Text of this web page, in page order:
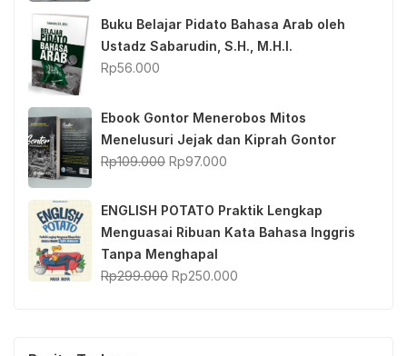
Buku Belajar Pidato Bahasa Arab oleh
Ustadz Sabarudin, S.H., M.H.I.
Rp56.000
Ebook Gontor Menerobos Mitos
Menelusuri Jejak dan Kiprah Gontor
Rp109.000 Original
was:
Rp109.000.
Rp97.000
Rp97.000.
ENGLISH POTATO Praktik Lengkap
Menguasai Ribuan Kata Bahasa Inggris
Tanpa Menghapal
Rp299.000 Original
Rp250.000